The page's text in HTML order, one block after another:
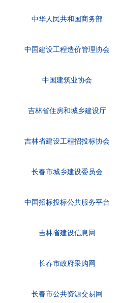
中华人民共和国商务部
中国建设工程造价管理协会
中国建筑业协会
吉林省住房和城乡建设厅
吉林省建设工程招投标协会
长春市城乡建设委员会
中国招标投标公共服务平台
吉林省建设信息网
长春市政府采购网
长春市公共资源交易网